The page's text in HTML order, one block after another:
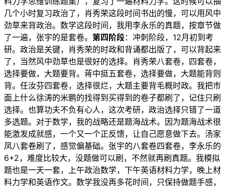
几个小时复习政治了，肖秀荣这段时间书出的慢，可以用风中
劲草来背政治。数学这段时间，我用李永乐的真题，按章节做
了一遍，张宇的是套卷。 第四阶段：冲刺阶段，12月初到考
研。政治是关键，肖秀荣的时政和背诵都出版了，可以背起来
了，当然风中劲草也是很好的选择。肖秀荣八套卷，四套卷，
选择要做，大题要背。蒋中挺五套卷，选择要做，大题能背则
背。任汝芬四套卷，选择很烂，大题主要背毛概时政。我把市
面上什么徐涛的米鹏的找得到买得到的卷子都刷了，记住只刷
选择。也算功夫不负有心人，这次考研，政治选择只错了一道
多选题。对于数学，我的战略还是题海战术。因为题海战术很
能激发成就感，一个又一个正反馈，让自己愿意做下去。汤家
凤八套卷刷了，感觉偏基础。张宇的八套卷四套卷，李永乐的
6+2，难度比较大，没题做可以刷，不然就再刷真题。我模拟
题也是一天一套，上午政治数学，下午英语材料力学，晚上材
料力学和英语作文。数学我没再多花时间，只保持做题手感，